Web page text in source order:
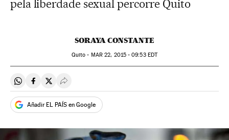
pela liberdade sexual percorre Quito
SORAYA CONSTANTE
Quito - MAR 22, 2015 - 09:53EDT
Compartir en Whatsapp
Compartir en Facebook
Compartir en Twitter
Desplegar Redes Sociales
Añadir EL PAÍS en Google